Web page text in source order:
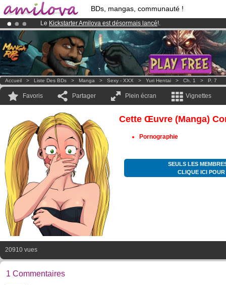
BDs, mangas, communauté !
Le Kickstarter Amilova est désormais lancé!.
Abonnement premium: à partir de3.95 eurospar mois !Clique ici
Déjà 100000membreset 1000BDs & Mangas!
Accueil > Liste Des BDs > Manga > Sexy - XXX > Yuri Hentai > Ch. 1 > P. 7
Favoris Partager Plein écran Vignettes
Cette Œuvre (manga)
Pornographie
SEULS LES
CLIQUE ICI
20910 vues
1 Commentaires